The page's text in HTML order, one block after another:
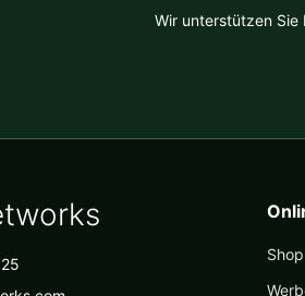
Wir unterstützen